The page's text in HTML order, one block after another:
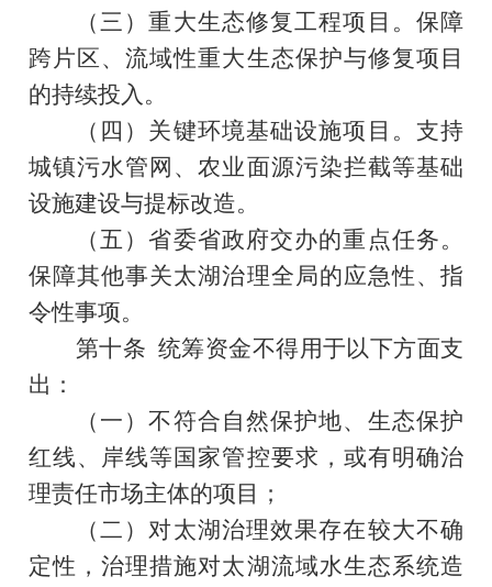
（三）重大生态修复工程项目。保障
跨片区、流域性重大生态保护与修复项目
的持续投入。
（四）关键环境基础设施项目。支持
城镇污水管网、农业面源污染拦截等基础
设施建设与提标改造。
（五）省委省政府交办的重点任务。
保障其他事关太湖治理全局的应急性、指
令性事项。
第十条 统筹资金不得用于以下方面支
出：
（一）不符合自然保护地、生态保护
红线、岸线等国家管控要求，或有明确治
理责任市场主体的项目；
（二）对太湖治理效果存在较大不确
定性，治理措施对太湖流域水生态系统造